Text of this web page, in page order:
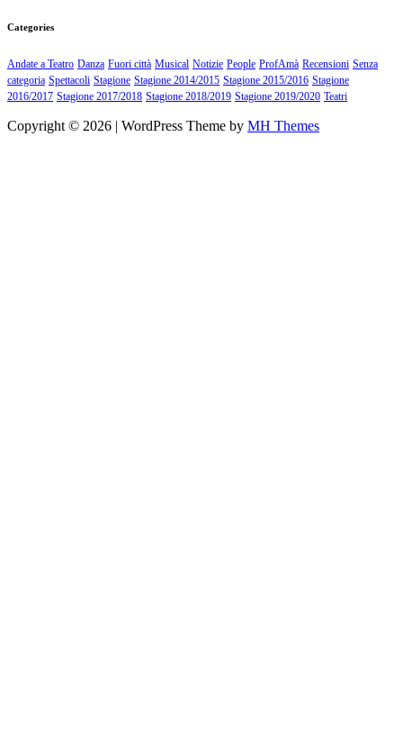
Categories
Andate a Teatro Danza Fuori città Musical Notizie People ProfAmà Recensioni Senza
categoria Spettacoli Stagione Stagione 2014/2015 Stagione 2015/2016 Stagione
2016/2017 Stagione 2017/2018 Stagione 2018/2019 Stagione 2019/2020 Teatri
Copyright © 2026 | WordPress Theme by MH Themes